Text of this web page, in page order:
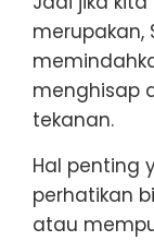
merupakan,
menghisap
tekanan.
Hal penting
perhatikan
atau